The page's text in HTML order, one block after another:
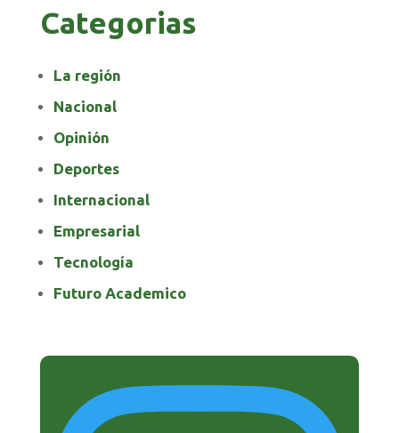
Categorias
La región
Nacional
Opinión
Deportes
Internacional
Empresarial
Tecnología
Futuro Academico